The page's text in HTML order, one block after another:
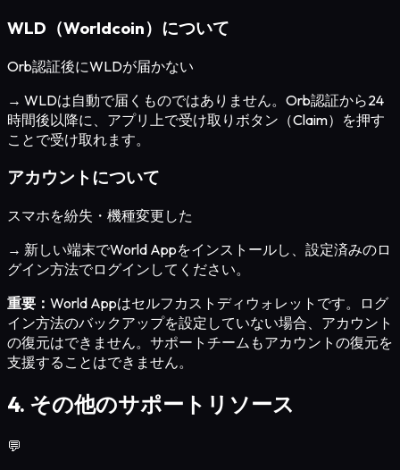
WLD（Worldcoin）について
Orb認証後にWLDが届かない
→ WLDは自動で届くものではありません。Orb認証から24
時間後以降に、アプリ上で受け取りボタン（Claim）を押す
ことで受け取れます。
アカウントについて
スマホを紛失・機種変更した
→ 新しい端末でWorld Appをインストールし、設定済みのロ
グイン方法でログインしてください。
重要： World Appはセルフカストディウォレットです。ログ
イン方法のバックアップを設定していない場合、アカウント
の復元はできません。サポートチームもアカウントの復元を
支援することはできません。
4. その他のサポートリソース
💬